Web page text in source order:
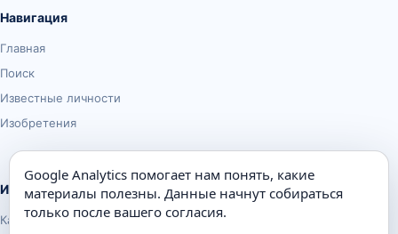
Навигация
Главная
Поиск
Известные личности
Изобретения
Информация
Карта сайта
Google Analytics помогает нам понять, какие
материалы полезны. Данные начнут собираться
только после вашего согласия.